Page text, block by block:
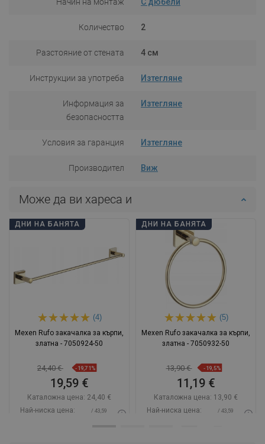
Количество 2
Разстояние от стената 4 см
Инструкции за употреба Изтегляне
Информация за
безопасността
Изтегляне
Условия за гаранция Изтегляне
Производител Виж
Може да ви хареса и
ДНИ НА БАНЯТА
(4)
Mexen Rufo закачалка за кърпи,
златна - 7050924-50
24,40 € -19,71%
19,59 €
Каталожна цена: 24,40 €
Най-ниска цена:
/ 43,59
ДНИ НА БАНЯТА
(5)
Mexen Rufo закачалка за кърпи,
златна - 7050932-50
13,90 € -19,5%
11,19 €
Каталожна цена: 13,90 €
Най-ниска цена:
/ 43,59